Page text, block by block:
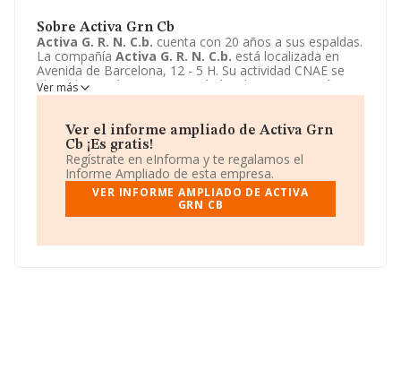
Sobre Activa Grn Cb
Activa G. R. N. C.b. cuenta con 20 años a sus espaldas.
La compañía Activa G. R. N. C.b. está localizada en
Avenida de Barcelona, 12 - 5 H. Su actividad CNAE se
ubica dentro de 6210 - Actividades de programación
informática.Activa G. R. N. C.b.tiene un modelo de
Ver más
Ver el informe ampliado de Activa Grn
Cb ¡Es gratis!
Regístrate en eInforma y te regalamos el
Informe Ampliado de esta empresa.
VER INFORME AMPLIADO DE ACTIVA
GRN CB